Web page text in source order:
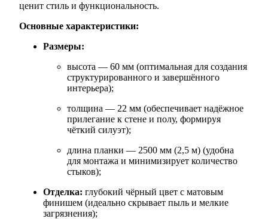
ценит стиль и функциональность.
Основные характеристики:
Размеры:
высота — 60 мм (оптимальная для создания
структурированного и завершённого
интерьера);
толщина — 22 мм (обеспечивает надёжное
прилегание к стене и полу, формируя
чёткий силуэт);
длина планки — 2500 мм (2,5 м) (удобна
для монтажа и минимизирует количество
стыков);
Отделка: глубокий чёрный цвет с матовым
финишем (идеально скрывает пыль и мелкие
загрязнения);